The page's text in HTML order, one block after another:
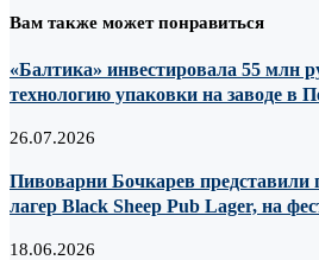
Вам также может понравиться
«Балтика» инвестировала 55 млн
технологию упаковки на заводе в
26.07.2026
Пивоварни Бочкарев
лагер Black Sheep Pub Lager, на
18.06.2026